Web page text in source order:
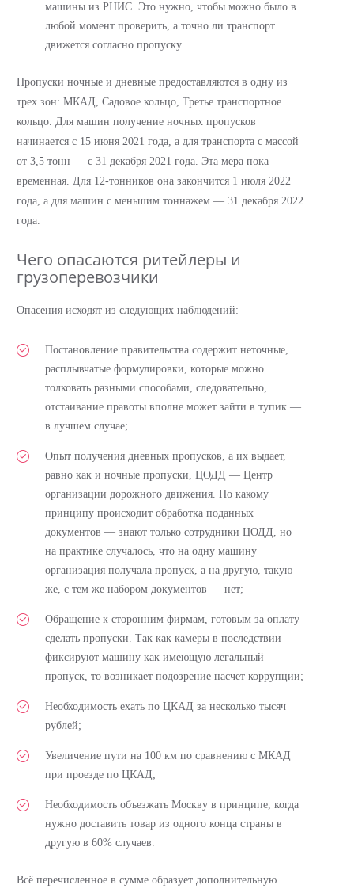
машины из РНИС. Это нужно, чтобы можно было в
любой момент проверить, а точно ли транспорт
движется согласно пропуску…
Пропуски ночные и дневные предоставляются в одну из
трех зон: МКАД, Садовое кольцо, Третье транспортное
кольцо. Для машин получение ночных пропусков
начинается с 15 июня 2021 года, а для транспорта с массой
от 3,5 тонн — с 31 декабря 2021 года. Эта мера пока
временная. Для 12-тонников она закончится 1 июля 2022
года, а для машин с меньшим тоннажем — 31 декабря 2022
года.
Чего опасаются ритейлеры и
грузоперевозчики
Опасения исходят из следующих наблюдений:
Постановление правительства содержит неточные,
расплывчатые формулировки, которые можно
толковать разными способами, следовательно,
отстаивание правоты вполне может зайти в тупик —
в лучшем случае;
Опыт получения дневных пропусков, а их выдает,
равно как и ночные пропуски, ЦОДД — Центр
организации дорожного движения. По какому
принципу происходит обработка поданных
документов — знают только сотрудники ЦОДД, но
на практике случалось, что на одну машину
организация получала пропуск, а на другую, такую
же, с тем же набором документов — нет;
Обращение к сторонним фирмам, готовым за оплату
сделать пропуски. Так как камеры в последствии
фиксируют машину как имеющую легальный
пропуск, то возникает подозрение насчет коррупции;
Необходимость ехать по ЦКАД за несколько тысяч
рублей;
Увеличение пути на 100 км по сравнению с МКАД
при проезде по ЦКАД;
Необходимость объезжать Москву в принципе, когда
нужно доставить товар из одного конца страны в
другую в 60% случаев.
Всё перечисленное в сумме образует дополнительную